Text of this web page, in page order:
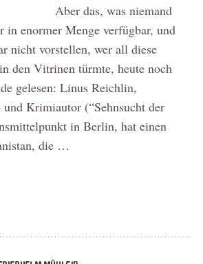
Aber das, was niemand
in enormer Menge verfügbar, und
nicht vorstellen, wer all diese
den Vitrinen türmte, heute noch
gelesen: Linus Reichlin,
und Krimiautor (“Sehnsucht der
in Berlin, hat einen
die …